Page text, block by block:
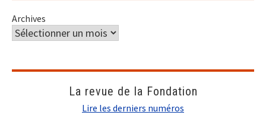
Archives
La revue de la Fondation
Lire les derniers numéros